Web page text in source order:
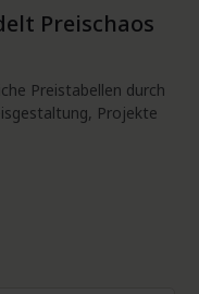
Preischaos
Preistabellen durch
Projekte